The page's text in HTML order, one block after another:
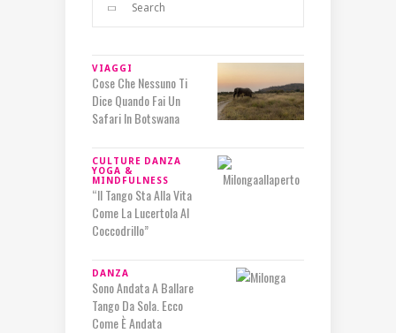
VIAGGI
Cose Che Nessuno Ti
Dice Quando Fai Un
Safari In Botswana
CULTURE DANZA
YOGA &
MINDFULNESS
“Il Tango Sta Alla Vita
Come La Lucertola Al
Coccodrillo”
DANZA
Sono Andata A Ballare
Tango Da Sola. Ecco
Come È Andata